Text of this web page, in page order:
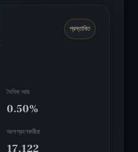
প্রস্তাবিত
দৈনিক আয়
0.50%
অংশগ্রহণকারীরা
17,122